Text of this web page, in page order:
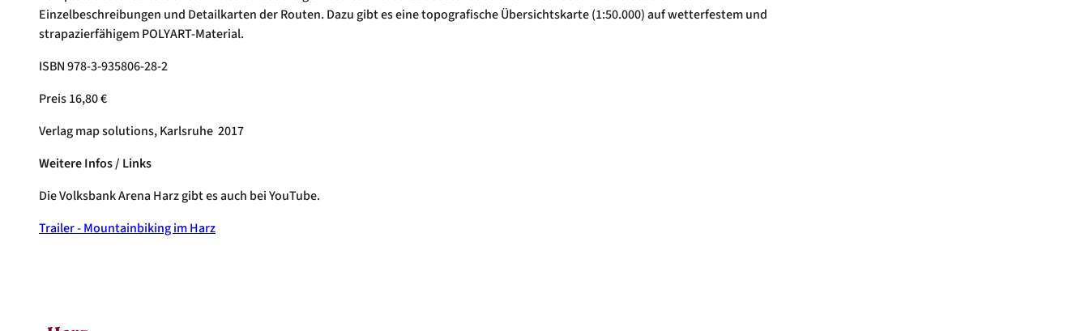
Einzelbeschreibungen und Detailkarten der Routen. Dazu gibt es eine topografische Übersichtskarte (1:50.000) auf wetterfestem und
strapazierfähigem POLYART-Material.
ISBN 978-3-935806-28-2
Preis 16,80 €
Verlag map solutions, Karlsruhe 2017
Weitere Infos / Links
Die Volksbank Arena Harz gibt es auch bei YouTube.
Trailer - Mountainbiking im Harz